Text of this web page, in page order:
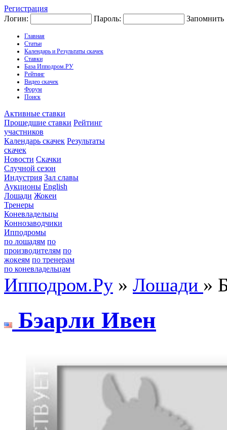
Регистрация
Логин:
Пароль: Запомнить
Главная
Статьи
Календарь и Результаты скачек
Ставки
База Ипподром.РУ
Рейтинг
Видео скачек
Форум
Поиск
Активные ставки
Прошедшие ставки Рейтинг
участников
Календарь скачек Результаты
скачек
Новости Скачки
Случной сезон
Индустрия Зал славы
Аукционы English
Лошади Жокеи
Тренеры
Коневладельцы
Коннозаводчики
Ипподромы
по лошадям по
производителям по
жокеям по тренерам
по коневладельцам
Ипподром.Ру » Лошади »
Бэаpли Ивен